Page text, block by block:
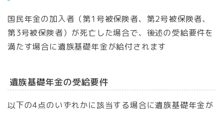
国民年金の加入者（第1号被保険者、第2号被保険者、
第3号被保険者）が死亡した場合で、後述の受給要件を
満たす場合に遺族基礎年金が給付されます
遺族基礎年金の受給要件
以下の4点のいずれかに該当する場合に遺族基礎年金が